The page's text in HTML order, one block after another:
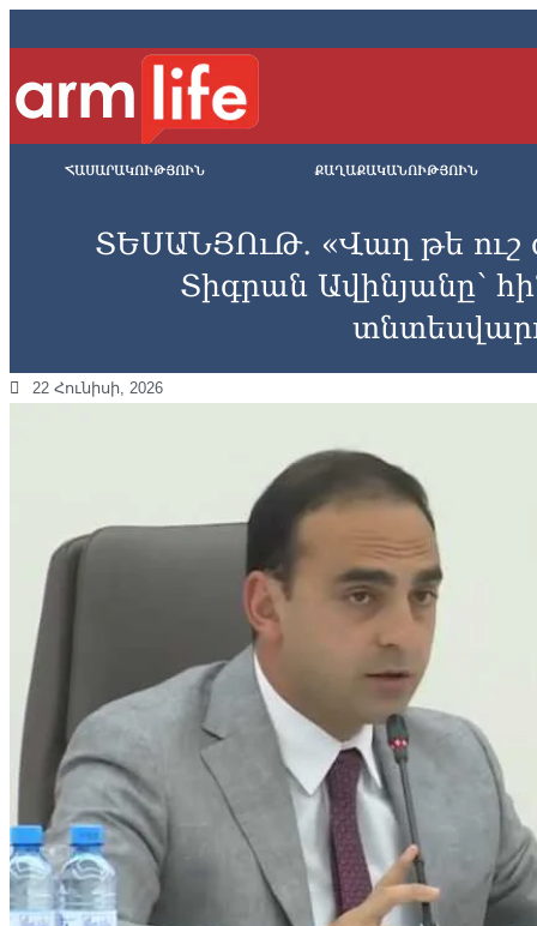
ՀԱՍԱՐԱԿՈՒԹՅՈՒՆ ՔԱՂԱՔԱԿԱՆՈՒԹՅՈՒՆ
ՏԵՍԱՆՅՈւԹ․ «Վաղ թե ուշ
Տիգրան Ավինյանը՝
22 Հունիսի, 2026